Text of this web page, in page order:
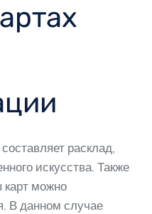
расклад,
искусства. Также
карт можно
В данном случае